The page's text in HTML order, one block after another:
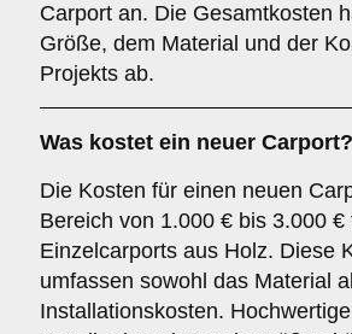
Carport an. Die Gesamtkosten
Größe, dem Material und der
Projekts ab.
Was kostet ein neuer Carport?
Die Kosten für einen neuen
Bereich von 1.000 € bis 3.000 €
Einzelcarports aus Holz. Diese
umfassen sowohl das Material
Installationskosten.